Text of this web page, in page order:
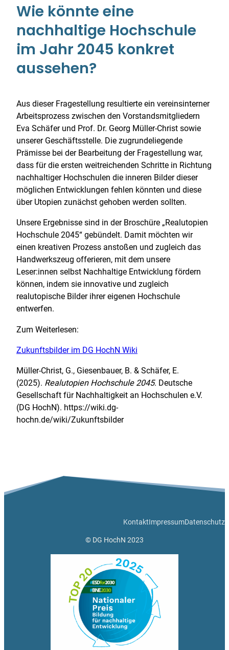
Wie könnte eine
nachhaltige Hochschule
im Jahr 2045 konkret
aussehen?
Aus dieser Fragestellung resultierte ein vereinsinterner
Arbeitsprozess zwischen den Vorstandsmitgliedern
Eva Schäfer und Prof. Dr. Georg Müller-Christ sowie
unserer Geschäftsstelle. Die zugrundeliegende
Prämisse bei der Bearbeitung der Fragestellung war,
dass für die ersten weitreichenden Schritte in Richtung
nachhaltiger Hochschulen die inneren Bilder dieser
möglichen Entwicklungen fehlen könnten und diese
über Utopien zunächst gehoben werden sollten.
Unsere Ergebnisse sind in der Broschüre „Realutopien
Hochschule 2045“ gebündelt. Damit möchten wir
einen kreativen Prozess anstoßen und zugleich das
Handwerkszeug offerieren, mit dem unsere
Leser:innen selbst Nachhaltige Entwicklung fördern
können, indem sie innovative und zugleich
realutopische Bilder ihrer eigenen Hochschule
entwerfen.
Zum Weiterlesen:
Zukunftsbilder im DG HochN Wiki
Müller-Christ, G., Giesenbauer, B. & Schäfer, E.
(2025). Realutopien Hochschule 2045. Deutsche
Gesellschaft für Nachhaltigkeit an Hochschulen e.V.
(DG HochN). https://wiki.dg-
hochn.de/wiki/Zukunftsbilder
KontaktImpressumDatenschutz
© DG HochN 2023